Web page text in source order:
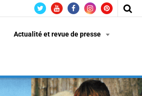
Actualité et revue de presse